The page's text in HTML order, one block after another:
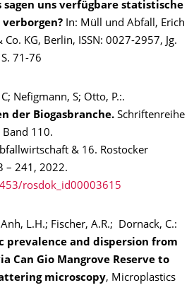
sagen uns verfügbare statistische
In: Müll und Abfall, Erich
KG, Berlin, ISSN: 0027-2957, Jg.
71-76
Nefigmann, S; Otto, P.:.
der Biogasbranche. Schriftenreihe
110.
& 16. Rostocker
– 241, 2022.
rosdok_id00003615
L.H.; Fischer, A.R.; Dornack, C.:
prevalence and dispersion from
Can Gio Mangrove Reserve to
microscopy, Microplastics